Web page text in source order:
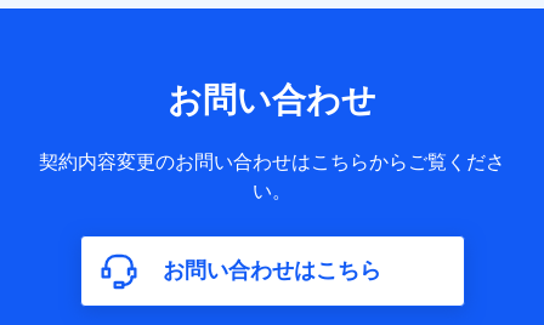
た情報（氏名、住所、生年月日、性別、保険契約者と被保険
の構造や築年数などの情報、ペットの種類や年齢など）及び
お客様との応対記録 （お客様に提示した比較見積の試算結
歴の情報及び保険の更改案内等を提供した際のメール内容や
送信履歴などの情報）が含まれます。
約に関する情報。例として、保険契約者及び被保険者の氏
名、住所、生年月日、性別、保険契約者と被保険者の関係、
保険加入の目的、保険商品の内容、保険料、保険料のお支払
方法、車のメーカーや走行距離などの情報、建物の構造や築
お問い合わせ
契約内容変更のお問い合わせはこちらからご覧くださ
い。
お問い合わせはこちら